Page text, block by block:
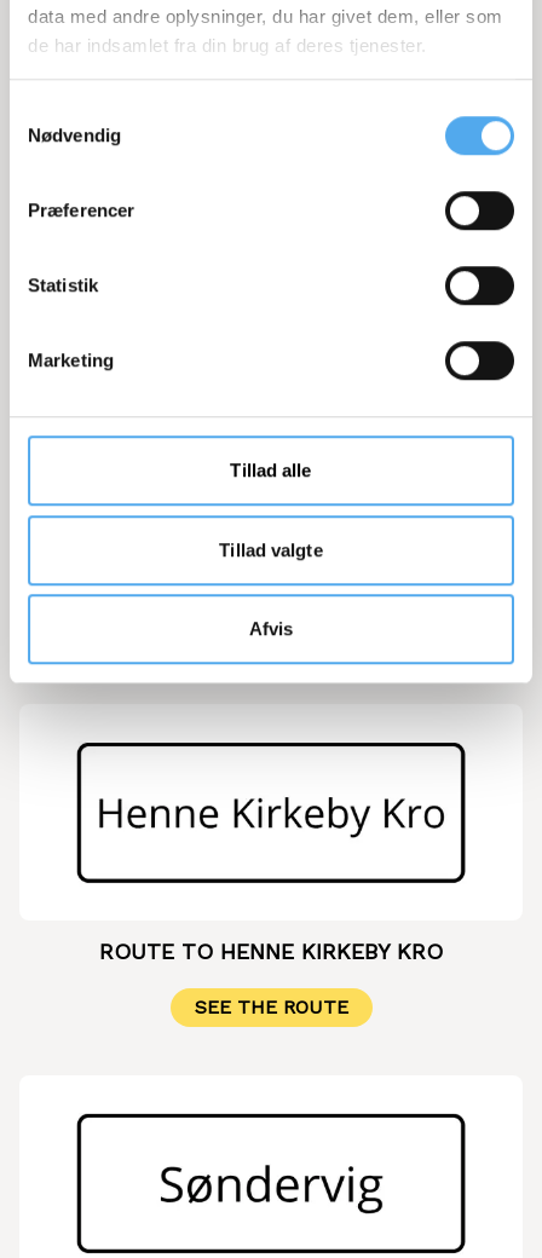
data med andre oplysninger, du har givet dem, eller som
de har indsamlet fra din brug af deres tjenester.
Nødvendig
Præferencer
Statistik
Marketing
Tillad alle
Tillad valgte
Afvis
ROUTE TO RINGKØBING
ROUTE TO HENNE KIRKEBY KRO
SEE THE ROUTE